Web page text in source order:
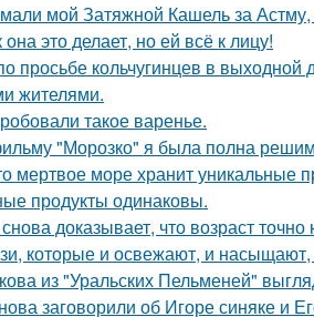
мой Затяжной Кашель за Астму,
это делает, но ей всё к лицу!
просьбе кольчугинцев в выходной
жителями.
такое варенье.
"Морозко" я была полна
мертвое море хранит уникальные
продукты одинаковы.
доказывает, что возраст
которые и освежают, и насыщают,
из "Уральских Пельменей"
заговорили об Игоре синяке и